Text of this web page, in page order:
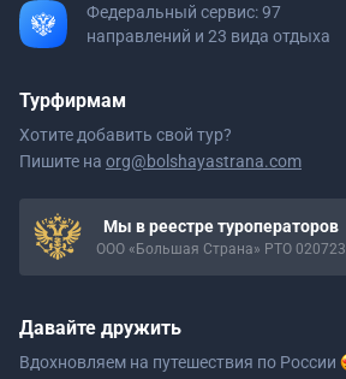
Федеральный сервис: 97
направлений и 23 вида отдыха
Турфирмам
Хотите добавить свой тур?
Пишите на org@bolshayastrana.com
Мы в реестре туроператоров
ООО «Большая Страна» РТО 020723
Давайте дружить
Вдохновляем на путешествия по России